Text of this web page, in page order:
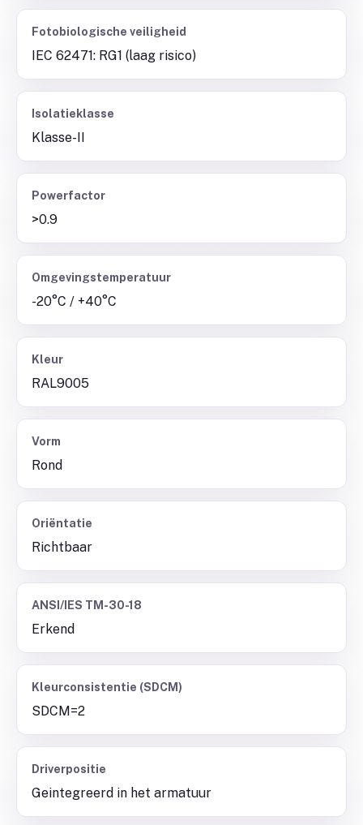
Fotobiologische veiligheid
IEC 62471: RG1 (laag risico)
Isolatieklasse
Klasse-II
Powerfactor
>0.9
Omgevingstemperatuur
-20°C / +40°C
Kleur
RAL9005
Vorm
Rond
Oriëntatie
Richtbaar
ANSI/IES TM-30-18
Erkend
Kleurconsistentie (SDCM)
SDCM=2
Driverpositie
Geintegreerd in het armatuur